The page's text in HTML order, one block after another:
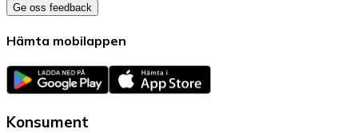
Ge oss feedback
Hämta mobilappen
Konsument